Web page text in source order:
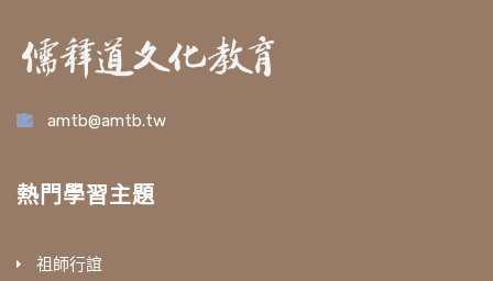
amtb@amtb.tw
熱門學習主題
祖師行誼